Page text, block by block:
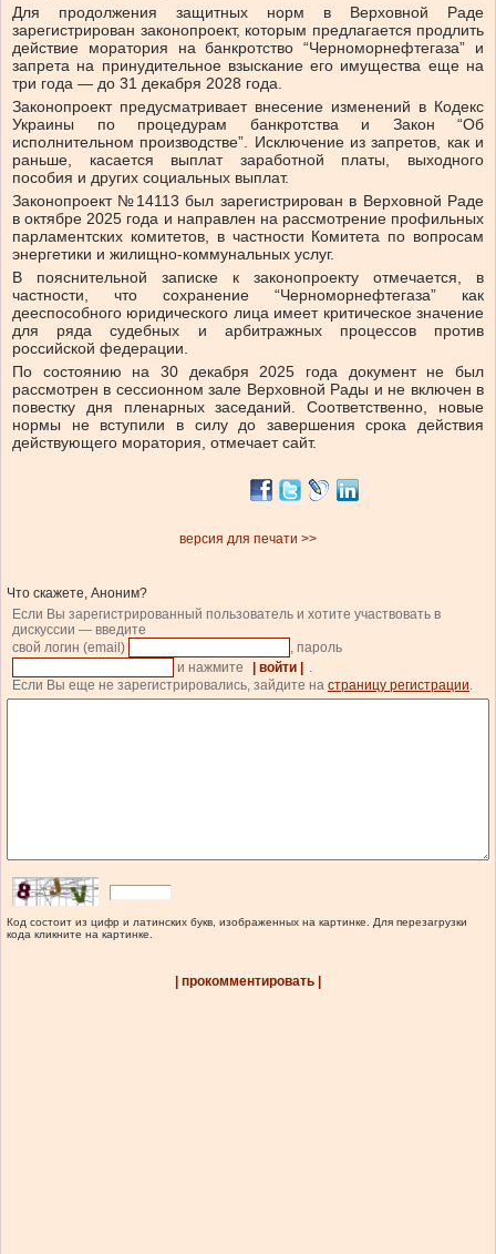
Для продолжения защитных норм в Верховной Раде
зарегистрирован законопроект, которым предлагается продлить
действие моратория на банкротство “Черноморнефтегаза” и
запрета на принудительное взыскание его имущества еще на
три года — до 31 декабря 2028 года.
Законопроект предусматривает внесение изменений в Кодекс
Украины по процедурам банкротства и Закон “Об
исполнительном производстве”. Исключение из запретов, как и
раньше, касается выплат заработной платы, выходного
пособия и других социальных выплат.
Законопроект №14113 был зарегистрирован в Верховной Раде
в октябре 2025 года и направлен на рассмотрение профильных
парламентских комитетов, в частности Комитета по вопросам
энергетики и жилищно-коммунальных услуг.
В пояснительной записке к законопроекту отмечается, в
частности, что сохранение “Черноморнефтегаза” как
дееспособного юридического лица имеет критическое значение
для ряда судебных и арбитражных процессов против
российской федерации.
По состоянию на 30 декабря 2025 года документ не был
рассмотрен в сессионном зале Верховной Рады и не включен в
повестку дня пленарных заседаний. Соответственно, новые
нормы не вступили в силу до завершения срока действия
действующего моратория, отмечает сайт.
версия для печати >>
Что скажете, Аноним?
Если Вы зарегистрированный пользователь и хотите участвовать в
дискуссии — введите
свой логин (email)
, пароль
и нажмите
| войти |
.
Если Вы еще не зарегистрировались, зайдите на страницу регистрации.
Код состоит из цифр и латинских букв, изображенных на картинке. Для перезагрузки
кода кликните на картинке.
| прокомментировать |